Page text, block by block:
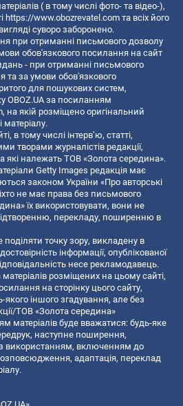
( в тому числі фото- та відео-),
https://www.obozrevatel.com та всіх його
суворо заборонено.
при отриманні письмового дозволу
обов'язкового посилання на сайт
- при отриманні письмового
та за умови обов'язкового
для пошукових систем,
OBOZ.UA за посиланням
, на якій розміщено оригінальний
матеріалу.
в тому числі інтерв’ю, статті,
творами журналістів редакції,
які належать ТОВ «Золота середина».
Getty Images редакція має
законом України «Про авторські
не має права без письмового
їх використовувати, вони не
перекладу, поширенню в
точку зору, викладену в
інформації, опублікованої
несе рекламодавець.
розміщених на цьому сайті,
на сторінку цього сайту,
якого іншого згадування, але без
ТОВ «Золота середина»
матеріалів буде вважатися: будь-яке
наступне поширення,
використанням, включенням до
адаптація, переклад